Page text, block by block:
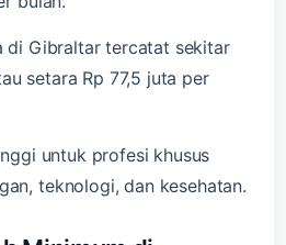
di Gibraltar tercatat sekitar
setara Rp 77,5 juta per
untuk profesi khusus
teknologi, dan kesehatan.